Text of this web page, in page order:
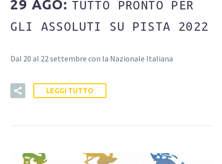
29 AGO: TUTTO PRONTO PER
GLI ASSOLUTI SU PISTA 2022
Dal 20 al 22 settembre con la Nazionale Italiana
LEGGI TUTTO